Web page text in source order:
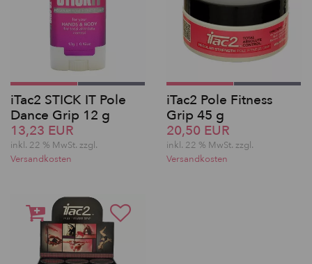
iTac2 STICK IT Pole
Dance Grip 12 g
13,23 EUR
inkl. 22 % MwSt. zzgl.
Versandkosten
iTac2 Pole Fitness
Grip 45 g
20,50 EUR
inkl. 22 % MwSt. zzgl.
Versandkosten